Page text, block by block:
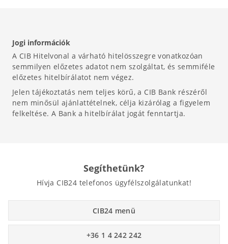
Jogi információk
A CIB Hitelvonal a várható hitelösszegre vonatkozóan
semmilyen előzetes adatot nem szolgáltat, és semmiféle
előzetes hitelbírálatot nem végez.
Jelen tájékoztatás nem teljes körű, a CIB Bank részéről
nem minősül ajánlattételnek, célja kizárólag a figyelem
felkeltése. A Bank a hitelbírálat jogát fenntartja.
Segíthetünk?
Hívja CIB24 telefonos ügyfélszolgálatunkat!
CIB24 menü
+36 1 4 242 242